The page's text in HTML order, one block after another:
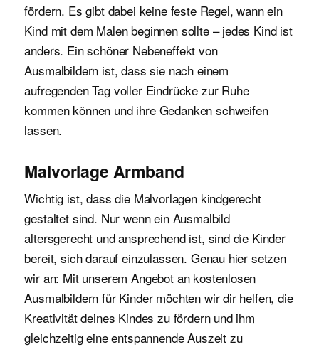
fördern. Es gibt dabei keine feste Regel, wann ein
Kind mit dem Malen beginnen sollte – jedes Kind ist
anders. Ein schöner Nebeneffekt von
Ausmalbildern ist, dass sie nach einem
aufregenden Tag voller Eindrücke zur Ruhe
kommen können und ihre Gedanken schweifen
lassen.
Malvorlage Armband
Wichtig ist, dass die Malvorlagen kindgerecht
gestaltet sind. Nur wenn ein Ausmalbild
altersgerecht und ansprechend ist, sind die Kinder
bereit, sich darauf einzulassen. Genau hier setzen
wir an: Mit unserem Angebot an kostenlosen
Ausmalbildern für Kinder möchten wir dir helfen, die
Kreativität deines Kindes zu fördern und ihm
gleichzeitig eine entspannende Auszeit zu